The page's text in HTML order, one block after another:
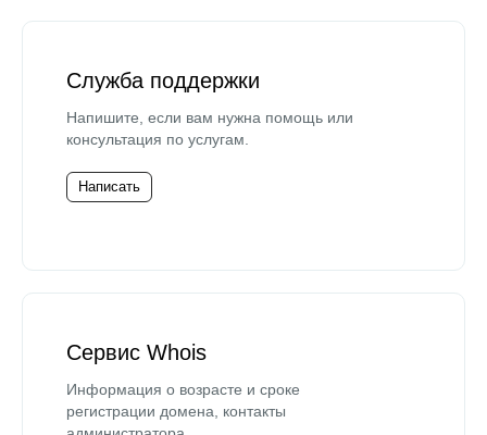
Служба поддержки
Напишите, если вам нужна помощь или
консультация по услугам.
Написать
Сервис Whois
Информация о возрасте и сроке
регистрации домена, контакты